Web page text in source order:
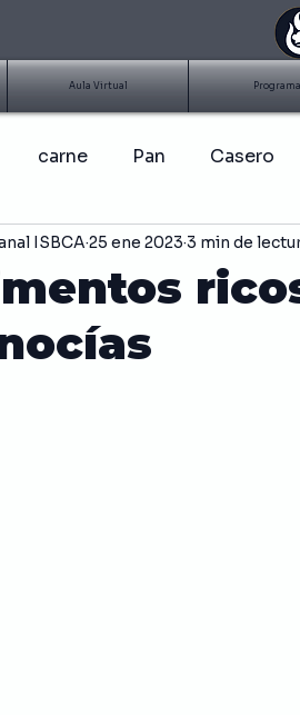
Aula Virtual
carne Pan Casero
BBQ Costillitas
fácil Papas
ISBCA 25 ene 2023 3 min de